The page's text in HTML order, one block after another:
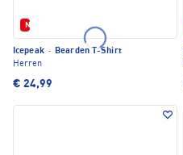
Neu
Icepeak · Bearden T-Shirt
Herren
€ 24,99